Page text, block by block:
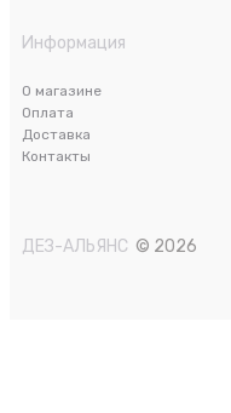
Информация
О магазине
Оплата
Доставка
Контакты
ДЕЗ-АЛЬЯНС © 2026